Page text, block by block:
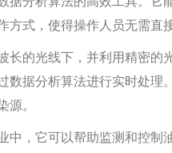
式，使得操作人员无需直
长的光线下，并利用精密
数据分析算法进行实时处
源。
，它可以帮助监测和控制